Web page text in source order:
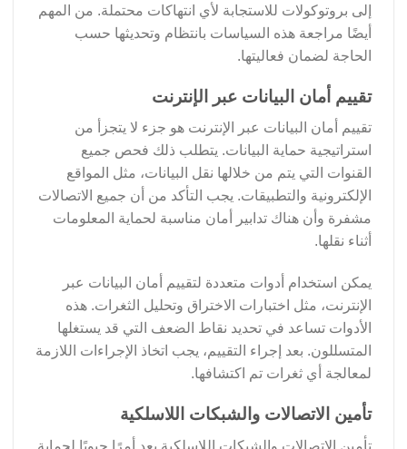
إلى بروتوكولات للاستجابة لأي انتهاكات محتملة. من المهم
أيضًا مراجعة هذه السياسات بانتظام وتحديثها حسب
الحاجة لضمان فعاليتها.
تقييم أمان البيانات عبر الإنترنت
تقييم أمان البيانات عبر الإنترنت هو جزء لا يتجزأ من
استراتيجية حماية البيانات. يتطلب ذلك فحص جميع
القنوات التي يتم من خلالها نقل البيانات، مثل المواقع
الإلكترونية والتطبيقات. يجب التأكد من أن جميع الاتصالات
مشفرة وأن هناك تدابير أمان مناسبة لحماية المعلومات
أثناء نقلها.
يمكن استخدام أدوات متعددة لتقييم أمان البيانات عبر
الإنترنت، مثل اختبارات الاختراق وتحليل الثغرات. هذه
الأدوات تساعد في تحديد نقاط الضعف التي قد يستغلها
المتسللون. بعد إجراء التقييم، يجب اتخاذ الإجراءات اللازمة
لمعالجة أي ثغرات تم اكتشافها.
تأمين الاتصالات والشبكات اللاسلكية
تأمين الاتصالات والشبكات اللاسلكية يعد أمرًا حيويًا لحماية